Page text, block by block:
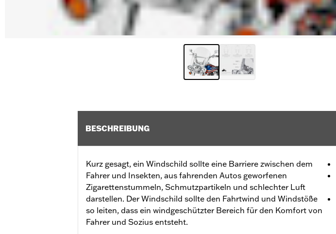
BESCHREIBUNG
Kurz gesagt, ein Windschild sollte eine Barriere zwischen dem
Fahrer und Insekten, aus fahrenden Autos geworfenen
Zigarettenstummeln, Schmutzpartikeln und schlechter Luft
darstellen. Der Windschild sollte den Fahrtwind und Windstöße
so leiten, dass ein windgeschützter Bereich für den Komfort von
Fahrer und Sozius entsteht.